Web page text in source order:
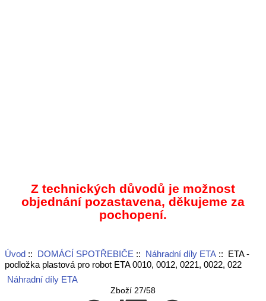
Z technických důvodů je možnost
objednání pozastavena, děkujeme za
pochopení.
Úvod:: DOMÁCÍ SPOTŘEBIČE :: Náhradní díly ETA:: ETA -
podložka plastová pro robot ETA 0010, 0012, 0221, 0022, 022
Náhradní díly ETA
Zboží 27/58